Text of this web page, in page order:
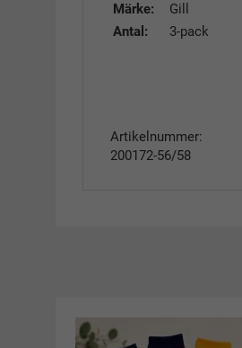
Märke:
Gill
Antal:
3-pack
Artikelnummer:
200172-56/58